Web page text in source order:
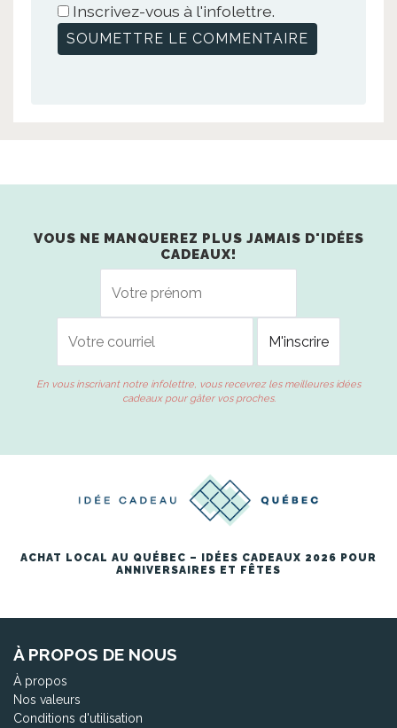
Inscrivez-vous à l'infolettre.
VOUS NE MANQUEREZ PLUS JAMAIS D'IDÉES
CADEAUX!
En vous inscrivant notre infolettre, vous recevrez les meilleures idées
cadeaux pour gâter vos proches.
ACHAT LOCAL AU QUÉBEC – IDÉES CADEAUX 2026 POUR
ANNIVERSAIRES ET FÊTES
À PROPOS DE NOUS
À propos
Nos valeurs
Conditions d'utilisation